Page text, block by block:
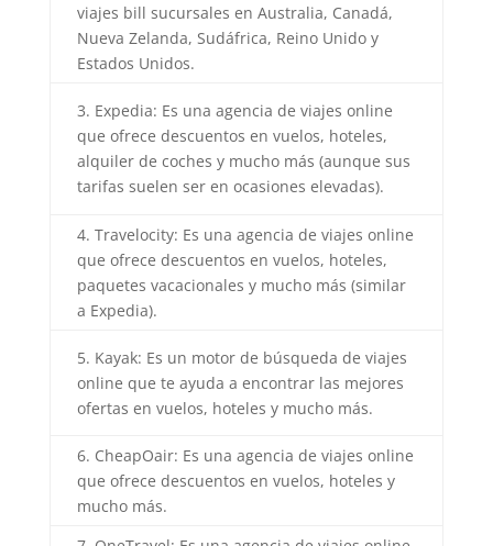
viajes bill sucursales en Australia, Canadá,
Nueva Zelanda, Sudáfrica, Reino Unido y
Estados Unidos.
3. Expedia: Es una agencia de viajes online
que ofrece descuentos en vuelos, hoteles,
alquiler de coches y mucho más (aunque sus
tarifas suelen ser en ocasiones elevadas).
4. Travelocity: Es una agencia de viajes online
que ofrece descuentos en vuelos, hoteles,
paquetes vacacionales y mucho más (similar
a Expedia).
5. Kayak: Es un motor de búsqueda de viajes
online que te ayuda a encontrar las mejores
ofertas en vuelos, hoteles y mucho más.
6. CheapOair: Es una agencia de viajes online
que ofrece descuentos en vuelos, hoteles y
mucho más.